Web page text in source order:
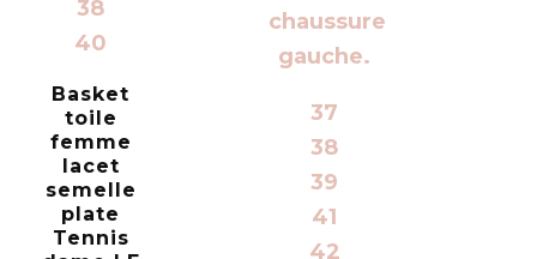
38
40
Basket
toile
femme
lacet
semelle
plate
Tennis
37
38
39
41
42